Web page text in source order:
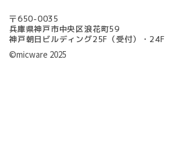
〒650-0035
兵庫県神戸市中央区浪花町59
神戸朝日ビルディング25F（受付）・24F
©micware 2025